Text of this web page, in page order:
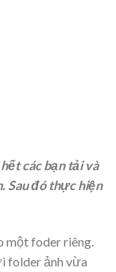
các bạn tải và
Sau đó thực hiện
một foder riêng.
folder ảnh vừa